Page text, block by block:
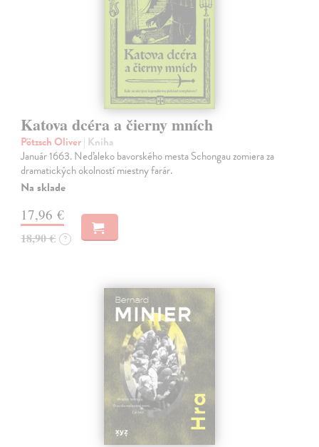
Katova dcéra a čierny mních
Pötzsch Oliver| Kniha
Január 1663. Neďaleko bavorského mesta Schongau zomiera za
dramatických okolností miestny farár.
Na sklade
17,96 €
18,90 € ?